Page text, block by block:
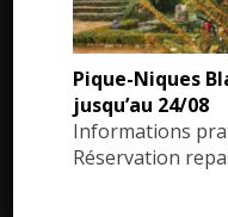
Dossier de presse
Communiqués de
Photothèque
Pique-Niques
jusqu’au 24/08
Informations
Réservation